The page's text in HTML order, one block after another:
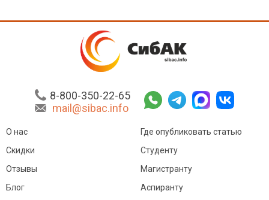
8-800-350-22-65
mail@sibac.info
О нас
Скидки
Отзывы
Блог
Где опубликовать статью
Студенту
Магистранту
Аспиранту